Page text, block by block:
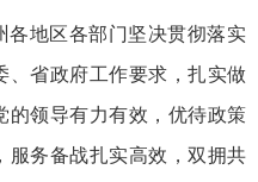
各地区各部门坚决贯彻落实
、省政府工作要求，扎实做
的领导有力有效，优待政策
服务备战扎实高效，双拥共